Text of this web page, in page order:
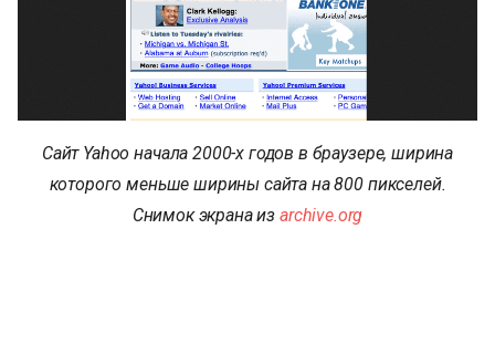
Сайт Yahoo начала 2000-х годов в браузере, ширина
которого меньше ширины сайта на 800 пикселей.
Снимок экрана изarchive.org